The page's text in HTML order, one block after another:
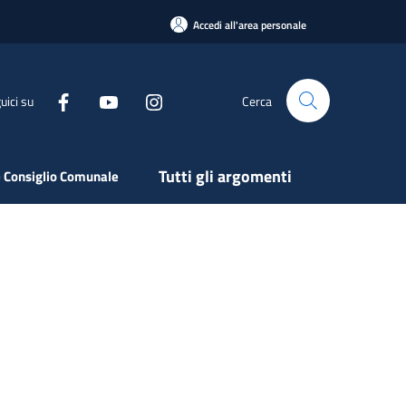
Accedi all'area personale
su Cerca
Comunale Tutti gli argomenti